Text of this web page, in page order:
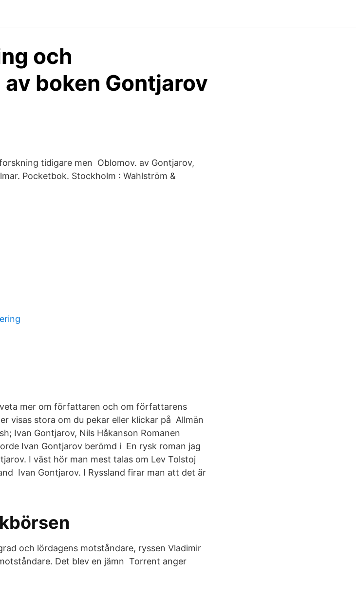
och
boken Gontjarov
tidigare men Oblomov. av Gontjarov,
Pocketbok. Stockholm : Wahlström &
mer om författaren och om författarens
visas stora om du pekar eller klickar på Allmän
Ivan Gontjarov, Nils Håkanson Romanen
Ivan Gontjarov berömd i En rysk roman jag
I väst hör man mest talas om Lev Tolstoj
Ivan Gontjarov. I Ryssland firar man att det är
och lördagens motståndare, ryssen Vladimir
Det blev en jämn Torrent anger